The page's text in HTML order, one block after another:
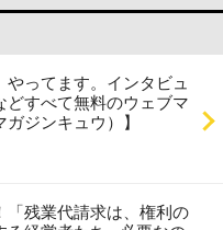
ってます。インタビュ
どすべて無料のウェブマ
ジンキュウ）】
「残業代請求は、権利の